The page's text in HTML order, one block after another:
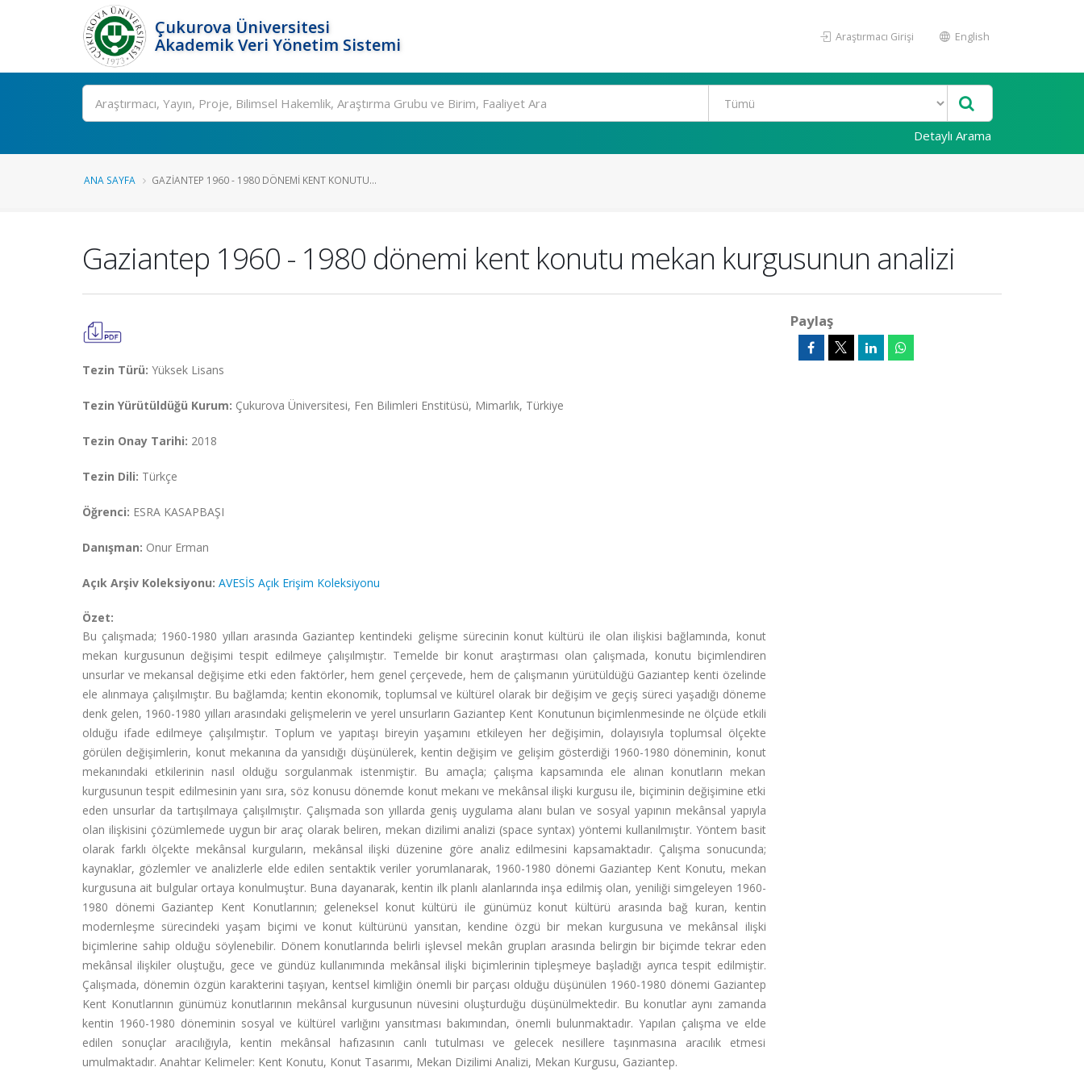
Çukurova Üniversitesi
Akademik Veri Yönetim Sistemi
Araştırmacı Girişi English
Ara
Detaylı Arama
ANA SAYFA GAZIANTEP 1960 - 1980 DÖNEMI KENT KONUTU...
Gaziantep 1960 - 1980 dönemi kent konutu mekan kurgusunun analizi
Tezin Türü: Yüksek Lisans
Tezin Yürütüldüğü Kurum: Çukurova Üniversitesi, Fen Bilimleri Enstitüsü, Mimarlık, Türkiye
Tezin Onay Tarihi: 2018
Tezin Dili: Türkçe
Öğrenci: ESRA KASAPBAŞI
Danışman: Onur Erman
Açık Arşiv Koleksiyonu: AVESİS Açık Erişim Koleksiyonu
Özet:
Bu çalışmada; 1960-1980 yılları arasında Gaziantep kentindeki gelişme sürecinin konut kültürü ile olan ilişkisi bağlamında, konut
mekan kurgusunun değişimi tespit edilmeye çalışılmıştır. Temelde bir konut araştırması olan çalışmada, konutu biçimlendiren
unsurlar ve mekansal değişime etki eden faktörler, hem genel çerçevede, hem de çalışmanın yürütüldüğü Gaziantep kenti özelinde
ele alınmaya çalışılmıştır. Bu bağlamda; kentin ekonomik, toplumsal ve kültürel olarak bir değişim ve geçiş süreci yaşadığı döneme
denk gelen, 1960-1980 yılları arasındaki gelişmelerin ve yerel unsurların Gaziantep Kent Konutunun biçimlenmesinde ne ölçüde etkili
olduğu ifade edilmeye çalışılmıştır. Toplum ve yapıtaşı bireyin yaşamını etkileyen her değişimin, dolayısıyla toplumsal ölçekte
görülen değişimlerin, konut mekanına da yansıdığı düşünülerek, kentin değişim ve gelişim gösterdiği 1960-1980 döneminin, konut
mekanındaki etkilerinin nasıl olduğu sorgulanmak istenmiştir. Bu amaçla; çalışma kapsamında ele alınan konutların mekan
kurgusunun tespit edilmesinin yanı sıra, söz konusu dönemde konut mekanı ve mekânsal ilişki kurgusu ile, biçiminin değişimine etki
eden unsurlar da tartışılmaya çalışılmıştır. Çalışmada son yıllarda geniş uygulama alanı bulan ve sosyal yapının mekânsal yapıyla
olan ilişkisini çözümlemede uygun bir araç olarak beliren, mekan dizilimi analizi (space syntax) yöntemi kullanılmıştır. Yöntem basit
olarak farklı ölçekte mekânsal kurguların, mekânsal ilişki düzenine göre analiz edilmesini kapsamaktadır. Çalışma sonucunda;
kaynaklar, gözlemler ve analizlerle elde edilen sentaktik veriler yorumlanarak, 1960-1980 dönemi Gaziantep Kent Konutu, mekan
kurgusuna ait bulgular ortaya konulmuştur. Buna dayanarak, kentin ilk planlı alanlarında inşa edilmiş olan, yeniliği simgeleyen 1960-
1980 dönemi Gaziantep Kent Konutlarının; geleneksel konut kültürü ile günümüz konut kültürü arasında bağ kuran, kentin
modernleşme sürecindeki yaşam biçimi ve konut kültürünü yansıtan, kendine özgü bir mekan kurgusuna ve mekânsal ilişki
biçimlerine sahip olduğu söylenebilir. Dönem konutlarında belirli işlevsel mekân grupları arasında belirgin bir biçimde tekrar eden
mekânsal ilişkiler oluştuğu, gece ve gündüz kullanımında mekânsal ilişki biçimlerinin tipleşmeye başladığı ayrıca tespit edilmiştir.
Çalışmada, dönemin özgün karakterini taşıyan, kentsel kimliğin önemli bir parçası olduğu düşünülen 1960-1980 dönemi Gaziantep
Kent Konutlarının günümüz konutlarının mekânsal kurgusunun nüvesini oluşturduğu düşünülmektedir. Bu konutlar aynı zamanda
kentin 1960-1980 döneminin sosyal ve kültürel varlığını yansıtması bakımından, önemli bulunmaktadır. Yapılan çalışma ve elde
edilen sonuçlar aracılığıyla, kentin mekânsal hafızasının canlı tutulması ve gelecek nesillere taşınmasına aracılık etmesi
umulmaktadır. Anahtar Kelimeler: Kent Konutu, Konut Tasarımı, Mekan Dizilimi Analizi, Mekan Kurgusu, Gaziantep.
Paylaş